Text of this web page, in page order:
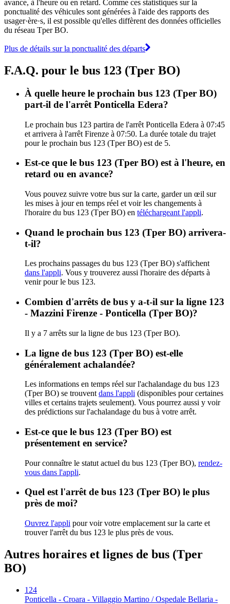
avance, à l'heure ou en retard. Comme ces statistiques sur la
ponctualité des véhicules sont générées à l'aide des rapports des
usager·ère·s, il est possible qu'elles diffèrent des données officielles
du réseau Tper BO.
Plus de détails sur la ponctualité des départs
F.A.Q. pour le bus 123 (Tper BO)
À quelle heure le prochain bus 123 (Tper BO)
part-il de l'arrêt Ponticella Edera?
Le prochain bus 123 partira de l'arrêt Ponticella Edera à 07:45
et arrivera à l'arrêt Firenze à 07:50. La durée totale du trajet
pour le prochain bus 123 (Tper BO) est de 5.
Est-ce que le bus 123 (Tper BO) est à l'heure, en
retard ou en avance?
Vous pouvez suivre votre bus sur la carte, garder un œil sur
les mises à jour en temps réel et voir les changements à
l'horaire du bus 123 (Tper BO) en téléchargeant l'appli.
Quand le prochain bus 123 (Tper BO) arrivera-
t-il?
Les prochains passages du bus 123 (Tper BO) s'affichent
dans l'appli. Vous y trouverez aussi l'horaire des départs à
venir pour le bus 123.
Combien d'arrêts de bus y a-t-il sur la ligne 123
- Mazzini Firenze - Ponticella (Tper BO)?
Il y a 7 arrêts sur la ligne de bus 123 (Tper BO).
La ligne de bus 123 (Tper BO) est-elle
généralement achalandée?
Les informations en temps réel sur l'achalandage du bus 123
(Tper BO) se trouvent dans l'appli (disponibles pour certaines
villes et certains trajets seulement). Vous pourrez aussi y voir
des prédictions sur l'achalandage du bus à votre arrêt.
Est-ce que le bus 123 (Tper BO) est
présentement en service?
Pour connaître le statut actuel du bus 123 (Tper BO), rendez-
vous dans l'appli.
Quel est l'arrêt de bus 123 (Tper BO) le plus
près de moi?
Ouvrez l'appli pour voir votre emplacement sur la carte et
trouver l'arrêt du bus 123 le plus près de vous.
Autres horaires et lignes de bus (Tper
BO)
124
Ponticella - Croara - Villaggio Martino / Ospedale Bellaria -